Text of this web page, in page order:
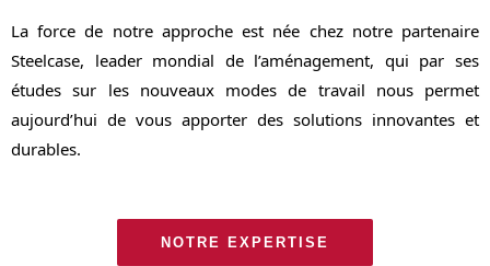
La force de notre approche est née chez notre partenaire
Steelcase, leader mondial de l’aménagement, qui par ses
études sur les nouveaux modes de travail nous permet
aujourd’hui de vous apporter des solutions innovantes et
durables.
NOTRE EXPERTISE